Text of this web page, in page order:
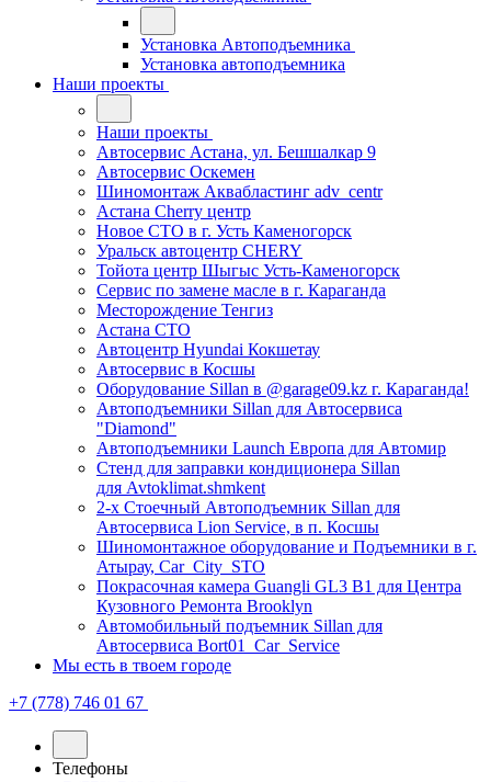
Установка Автоподъемника
Установка автоподъемника
Наши проекты
Наши проекты
Автосервис Астана, ул. Бешшалкар 9
Автосервис Оскемен
Шиномонтаж Аквабластинг adv_centr
Астана Cherry центр
Новое СТО в г. Усть Каменогорск
Уральск автоцентр CHERY
Тойота центр Шыгыс Усть-Каменогорск
Сервис по замене масле в г. Караганда
Месторождение Тенгиз
Астана СТО
Автоцентр Hyundai Кокшетау
Автосервис в Косшы
Оборудование Sillan в @garage09.kz г. Караганда!
Автоподъемники Sillan для Автосервиса
"Diamond"
Автоподъемники Launch Европа для Автомир
Стенд для заправки кондиционера Sillan
для Avtoklimat.shmkent
2-х Стоечный Автоподъемник Sillan для
Автосервиса Lion Service, в п. Косшы
Шиномонтажное оборудование и Подъемники в г.
Атырау, Car_City_STO
Покрасочная камера Guangli GL3 B1 для Центра
Кузовного Ремонта Brooklyn
Автомобильный подъемник Sillan для
Автосервиса Bort01_Car_Service
Мы есть в твоем городе
+7 (778) 746 01 67
Телефоны